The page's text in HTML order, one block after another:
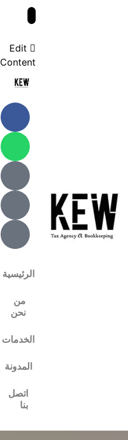
Edit
Content
الرئيسية
من
نحن
الخدمات
المدونة
اتصل
بنا